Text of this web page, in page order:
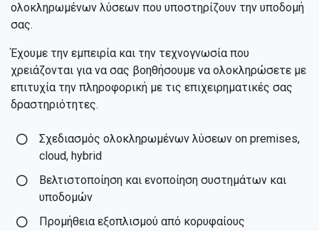
ολοκληρωμένων λύσεων που υποστηρίζουν την υποδομή
σας.
Έχουμε την εμπειρία και την τεχνογνωσία που
χρειάζονται για να σας βοηθήσουμε να ολοκληρώσετε με
επιτυχία την πληροφορική με τις επιχειρηματικές σας
δραστηριότητες.
Σχεδιασμός ολοκληρωμένων λύσεων on premises,
cloud, hybrid
Βελτιστοποίηση και ενοποίηση συστημάτων και
υποδομών
Προμήθεια εξοπλισμού από κορυφαίους